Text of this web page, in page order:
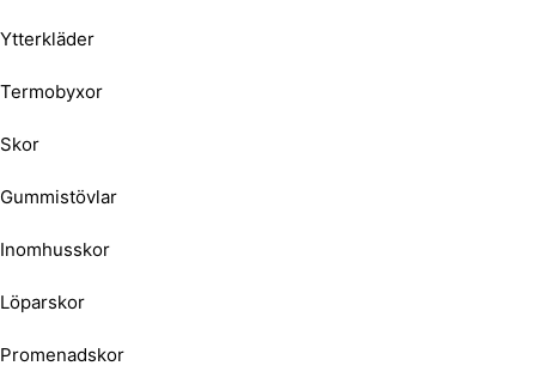
Ytterkläder
Termobyxor
Skor
Gummistövlar
Inomhusskor
Löparskor
Promenadskor